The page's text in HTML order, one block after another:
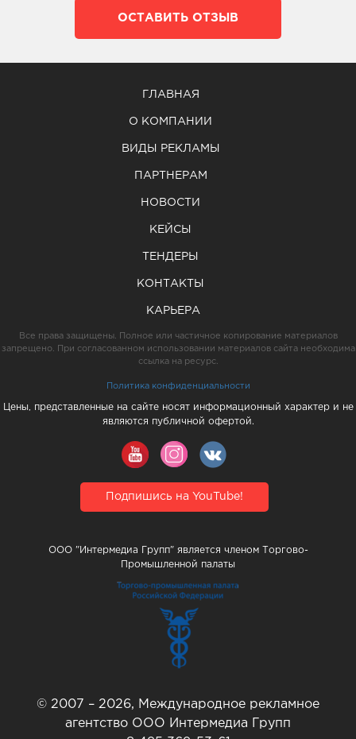
ОСТАВИТЬ ОТЗЫВ
ГЛАВНАЯ
О КОМПАНИИ
ВИДЫ РЕКЛАМЫ
ПАРТНЕРАМ
НОВОСТИ
КЕЙСЫ
ТЕНДЕРЫ
КОНТАКТЫ
КАРЬЕРА
Все права защищены. Полное или частичное копирование материалов
запрещено. При согласованном использовании материалов сайта необходима
ссылка на ресурс.
Политика конфиденциальности
Цены, представленные на сайте носят информационный характер и не
являются публичной офертой.
Подпишись на YouTube!
ООО "Интермедиа Групп" является членом Торгово-
Промышленной палаты
© 2007 – 2026, Международное рекламное
агентство ООО Интермедиа Групп